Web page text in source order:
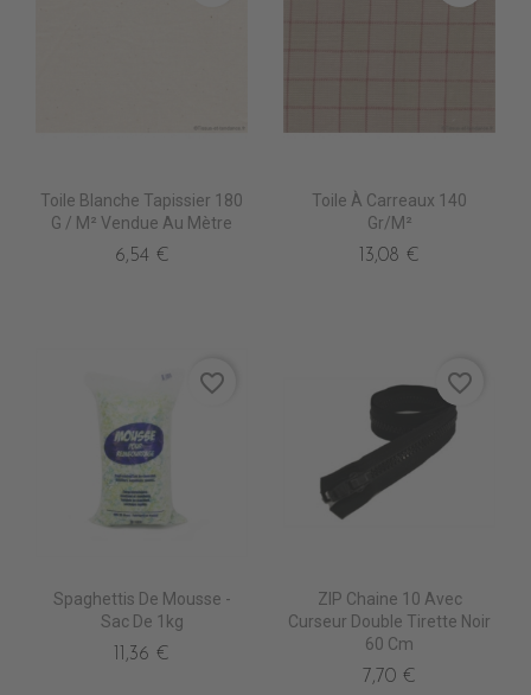
Toile Blanche Tapissier 180
G / M² Vendue Au Mètre
6,54 €
Toile À Carreaux 140
Gr/m²
13,08 €
Spaghettis De Mousse -
Sac De 1kg
11,36 €
favorite_border
ZIP Chaine 10 Avec
Curseur Double Tirette Noir
60 Cm
7,70 €
favorite_border